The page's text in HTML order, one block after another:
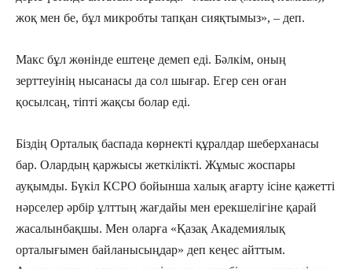
жоқ мен бе, бұл микробты тапқан сияқтымыз», – деп.
Макс бұл жөнінде ештеңе демеп еді. Бәлкім, оның
зерттеуінің нысанасы да сол шығар. Егер сен оған
қосылсаң, тіпті жақсы болар еді.
Біздің Орталық баспада көрнекті құралдар шеберханасы
бар. Олардың қаржысы жеткілікті. Жұмыс жоспары
ауқымды. Бүкіл КСРО бойынша халық ағарту ісіне қажетті
нәрселер әрбір ұлттың жағдайы мен ерекшелігіне қарай
жасалынбақшы. Мен оларға «Қазақ Академиялық
орталығымен байланысыңдар» деп кеңес айттым.